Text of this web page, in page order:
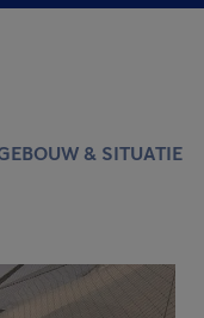
& SITUATIE